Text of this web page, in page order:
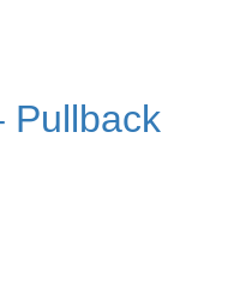
Pullback